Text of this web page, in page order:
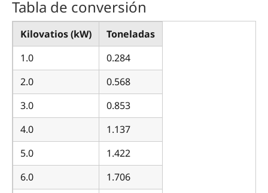
Tabla de conversión
Kilovatios (kW)
Toneladas
1.0
0.284
2.0
0.568
3.0
0.853
4.0
1.137
5.0
1.422
6.0
1.706